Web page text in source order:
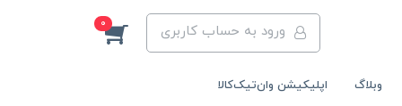
ورود به حساب کاربری 0
وبلاگ اپلیکیشن وان‌تیک‌کالا‌